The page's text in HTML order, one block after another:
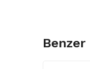
Benzer